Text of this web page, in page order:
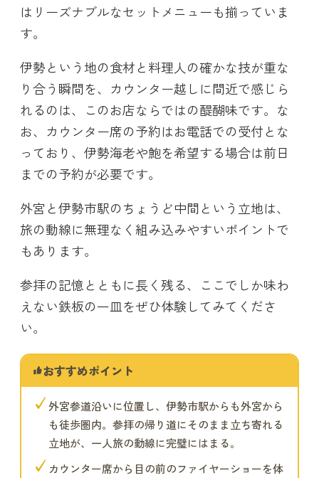
はリーズナブルなセットメニューも揃っていま
す。
伊勢という地の食材と料理人の確かな技が重な
り合う瞬間を、カウンター越しに間近で感じら
れるのは、このお店ならではの醍醐味です。な
お、カウンター席の予約はお電話での受付とな
っており、伊勢海老や鮑を希望する場合は前日
までの予約が必要です。
外宮と伊勢市駅のちょうど中間という立地は、
旅の動線に無理なく組み込みやすいポイントで
もあります。
参拝の記憶とともに長く残る、ここでしか味わ
えない鉄板の一皿をぜひ体験してみてくださ
い。
おすすめポイント
✓外宮参道沿いに位置し、伊勢市駅からも外宮から
も徒歩圏内。参拝の帰り道にそのまま立ち寄れる
立地が、一人旅の動線に完璧にはまる。
✓ カウンター席から目の前のファイヤーショーを体